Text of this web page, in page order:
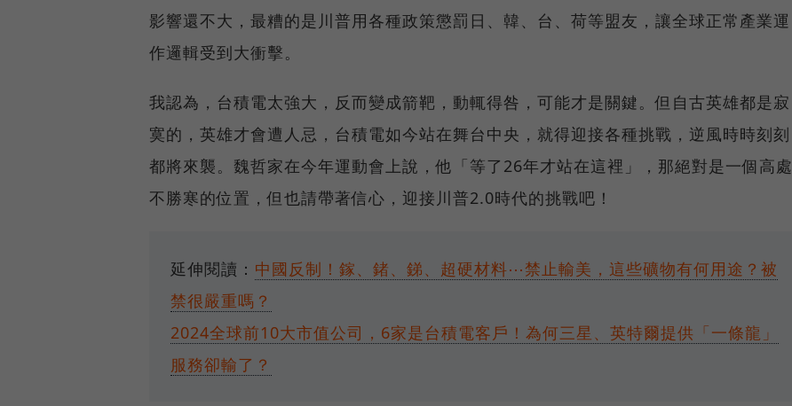
影響還不大，最糟的是川普用各種政策懲罰日、韓、台、荷等盟友，讓全球正常產業運
作邏輯受到大衝擊。
我認為，台積電太強大，反而變成箭靶，動輒得咎，可能才是關鍵。但自古英雄都是寂
寞的，英雄才會遭人忌，台積電如今站在舞台中央，就得迎接各種挑戰，逆風時時刻刻
都將來襲。魏哲家在今年運動會上說，他「等了26年才站在這裡」，那絕對是一個高處
不勝寒的位置，但也請帶著信心，迎接川普2.0時代的挑戰吧！
延伸閱讀： 中國反制！鎵、鍺、銻、超硬材料⋯禁止輸美，這些礦物有何用途？被
禁很嚴重嗎？
2024全球前10大市值公司，6家是台積電客戶！為何三星、英特爾提供「一條龍」
服務卻輸了？